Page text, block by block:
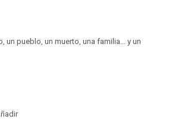
un pueblo, un muerto, una familia... y un